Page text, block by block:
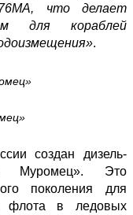
что делает
для кораблей
.
создан дизель-
Муромец». Это
поколения для
флота в ледовых